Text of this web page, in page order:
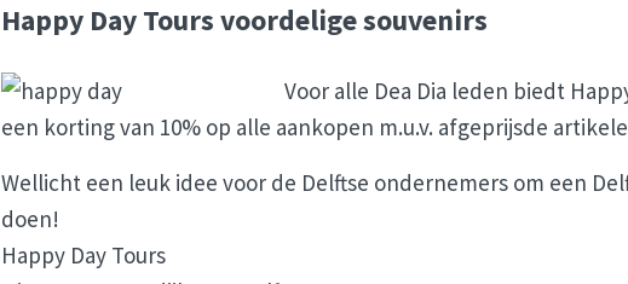
Happy Day Tours voordelige souvenirs
Voor alle Dea Dia leden biedt
een korting van 10% op alle aankopen m.u.v. afgeprijsde
Wellicht een leuk idee voor de Delftse ondernemers om een
doen!
Happy Day Tours